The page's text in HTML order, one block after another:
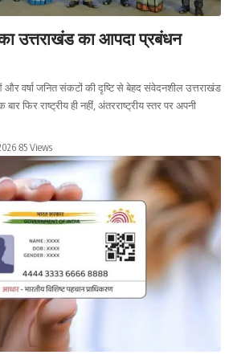
उत्तराखंड का आपदा प्रबंधन
वर्षा जनित संकटों की दृष्टि से बेहद संवेदनशील उत्तराखंड
फिर राष्ट्रीय ही नहीं, अंतरराष्ट्रीय स्तर पर अपनी
85 Views